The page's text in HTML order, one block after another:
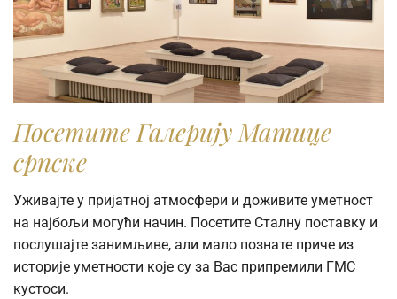
Посетите Галерију Матице
српске
Уживајте у пријатној атмосфери и доживите уметност
на најбољи могући начин. Посетите Сталну поставку и
послушајте занимљиве, али мало познате приче из
историје уметности које су за Вас припремили ГМС
кустоси.